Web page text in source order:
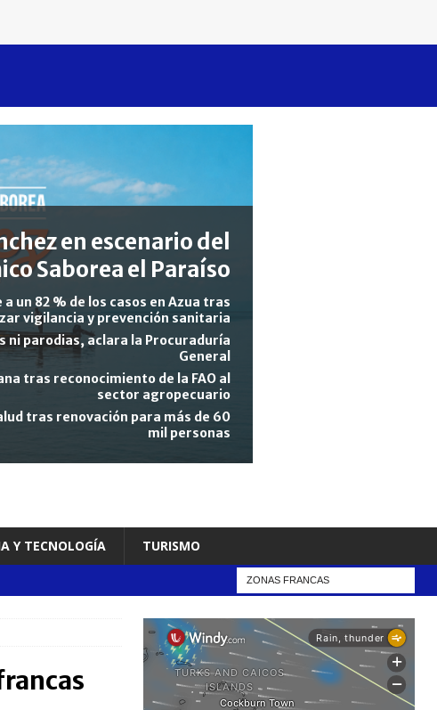
en escenario del
Saborea el Paraíso
un 82 % de los casos en Azua tras
vigilancia y prevención sanitaria
ni parodias, aclara la Procuraduría
General
tras reconocimiento de la FAO al
sector agropecuario
tras renovación para más de 60
mil personas
Y TECNOLOGÍA TURISMO